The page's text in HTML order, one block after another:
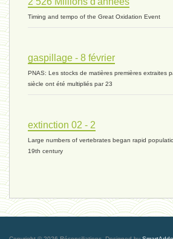
vivant 07 - 22 octobre 2023 *
vivant 06 - 19 octobre 2023 *
externalité - 29 septembre 2023 *
génocide - 9 septembre 2023 *
Timing and tempo of the Great Oxidation Event
gaspillage - 8 février
PNAS: Les stocks de matières premières extraites
siècle ont été multipliés par 23
extinction 02 - 2
Large numbers of vertebrates began rapid
19th century